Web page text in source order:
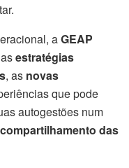
aGEAP
estratégias
, as novas
que pode
autogestões num
compartilhamento das